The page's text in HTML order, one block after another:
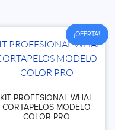
¡OFERTA!
KIT PROFESIONAL WHAL
CORTAPELOS MODELO
COLOR PRO